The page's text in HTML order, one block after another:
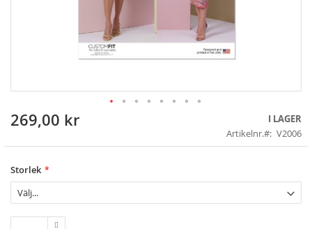
Skip
the
of
the
images
gallery
269,00 kr
I LAGER
Artikelnr.
V2006
Storlek